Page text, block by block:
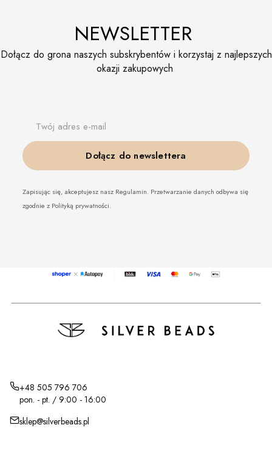
NEWSLETTER
Dołącz do grona naszych subskrybentów i korzystaj z najlepszych
okazji zakupowych
Twój adres e-mail
Dołącz do newslettera
Zapisując się, akceptujesz nasz Regulamin. Przetwarzanie danych odbywa się
zgodnie z Polityką prywatności.
+48 505 796 706
pon. - pt. / 9:00 - 16:00
sklep@silverbeads.pl